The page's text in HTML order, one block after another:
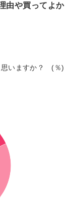
由や買ってよか
思いますか？ (％)